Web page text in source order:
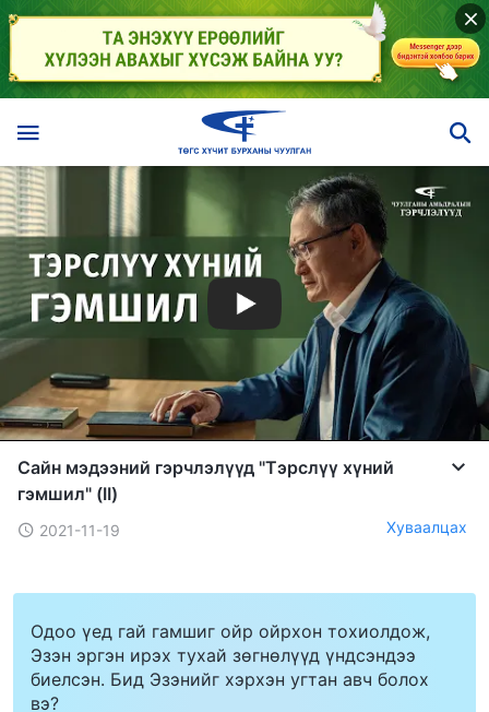
Сайн мэдээний гэрчлэлүүд "Тэрслүү хүний
гэмшил" (II)
2021-11-19 Хуваалцах
Одоо үед гай гамшиг ойр ойрхон тохиолдож,
Эзэн эргэн ирэх тухай зөгнөлүүд үндсэндээ
биелсэн. Бид Эзэнийг хэрхэн угтан авч болох
вэ?